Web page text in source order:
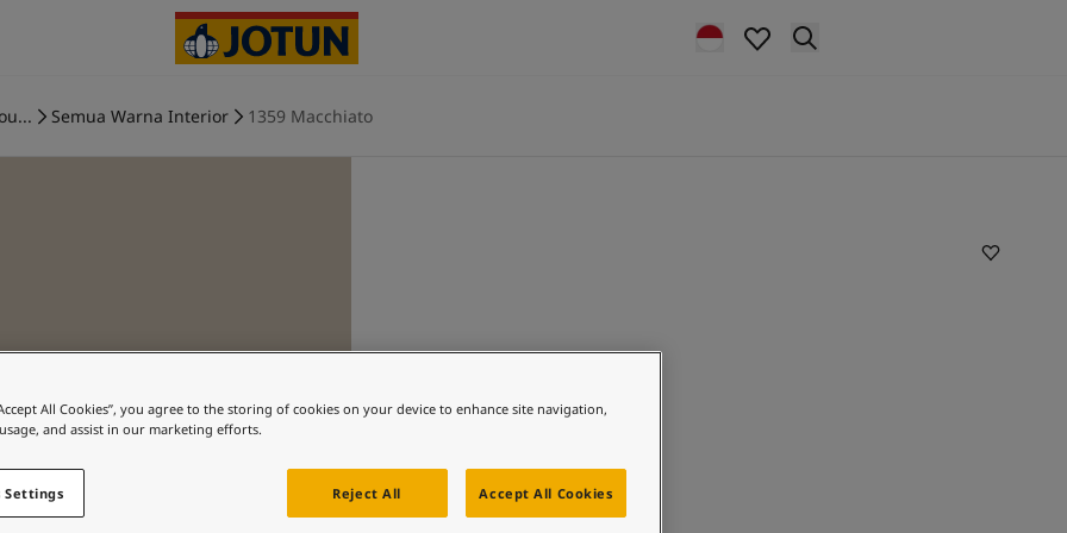
Semua Warna Interior 1359 Macchiato
All Cookies”, you agree to the storing of cookies on your device to enhance site navigation,
and assist in our marketing efforts.
Reject All Accept All Cookies
Settings